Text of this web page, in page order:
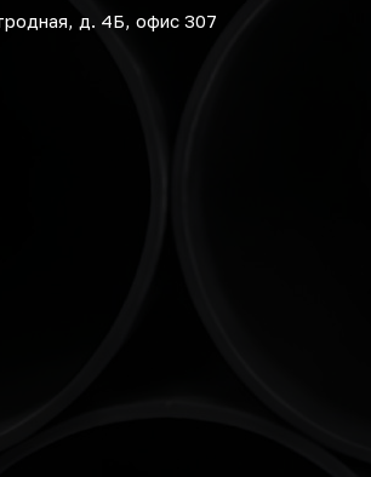
д. 4Б, офис 307